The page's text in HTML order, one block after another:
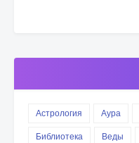
Астрология Аура
Библиотека
Веды